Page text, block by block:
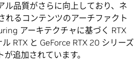
ル品質がさらに向上しており、ネ
れるコンテンツのアーチファクト
アーキテクチャに基づく RTX
RTX と GeForce RTX 20 シリーズ
追加されています。